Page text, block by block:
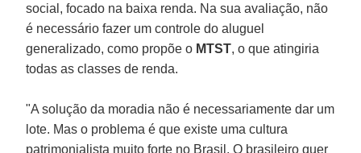
social, focado na baixa renda. Na sua avaliação, não
é necessário fazer um controle do aluguel
generalizado, como propõe o MTST, o que atingiria
todas as classes de renda.
"A solução da moradia não é necessariamente dar um
lote. Mas o problema é que existe uma cultura
patrimonialista muito forte no Brasil. O brasileiro quer